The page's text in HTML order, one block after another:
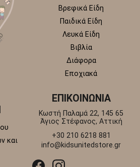
Βρεφικά Είδη
Παιδικά Είδη
Λευκά Είδη
Βιβλία
Διάφορα
Εποχιακά
και
ΕΠΙΚΟΙΝΩΝΙΑ
Κωστή Παλαμά 22, 145 65
Άγιος Στέφανος, Αττική
+30 210 6218 881
info@kidsunitedstore.gr